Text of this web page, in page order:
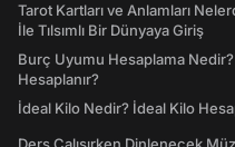
Tarot Kartları ve Anlamları
İle Tılsımlı Bir Dünyaya Giriş
Burç Uyumu Hesaplama
Hesaplanır?
İdeal Kilo Nedir? İdeal Kilo